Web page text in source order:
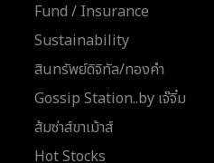
Fund / Insurance
Sustainability
สินทรัพย์ดิจิทัล/ทองคำ
Gossip Station..by เจ๊จิ๋ม
ส้มซ่าส์ขาเม้าส์
Hot Stocks